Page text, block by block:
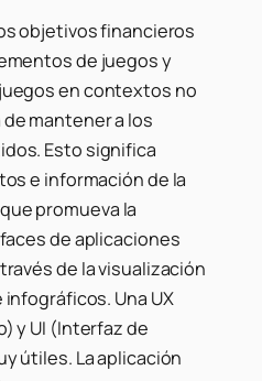
objetivos financieros
de juegos y
en contextos no
mantener a los
Esto significa
e información de la
promueva la
de aplicaciones
de la visualización
Una UX
y UI (Interfaz de
útiles. La aplicación